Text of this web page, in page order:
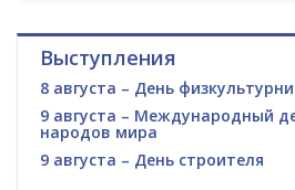
Выступления
8 августа – День
9 августа – Международный
народов мира
9 августа – День строителя